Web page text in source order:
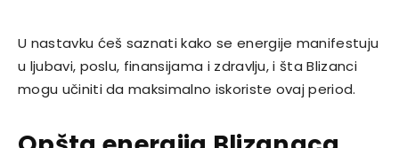
U nastavku ćeš saznati kako se energije manifestuju
u ljubavi, poslu, finansijama i zdravlju, i šta Blizanci
mogu učiniti da maksimalno iskoriste ovaj period.